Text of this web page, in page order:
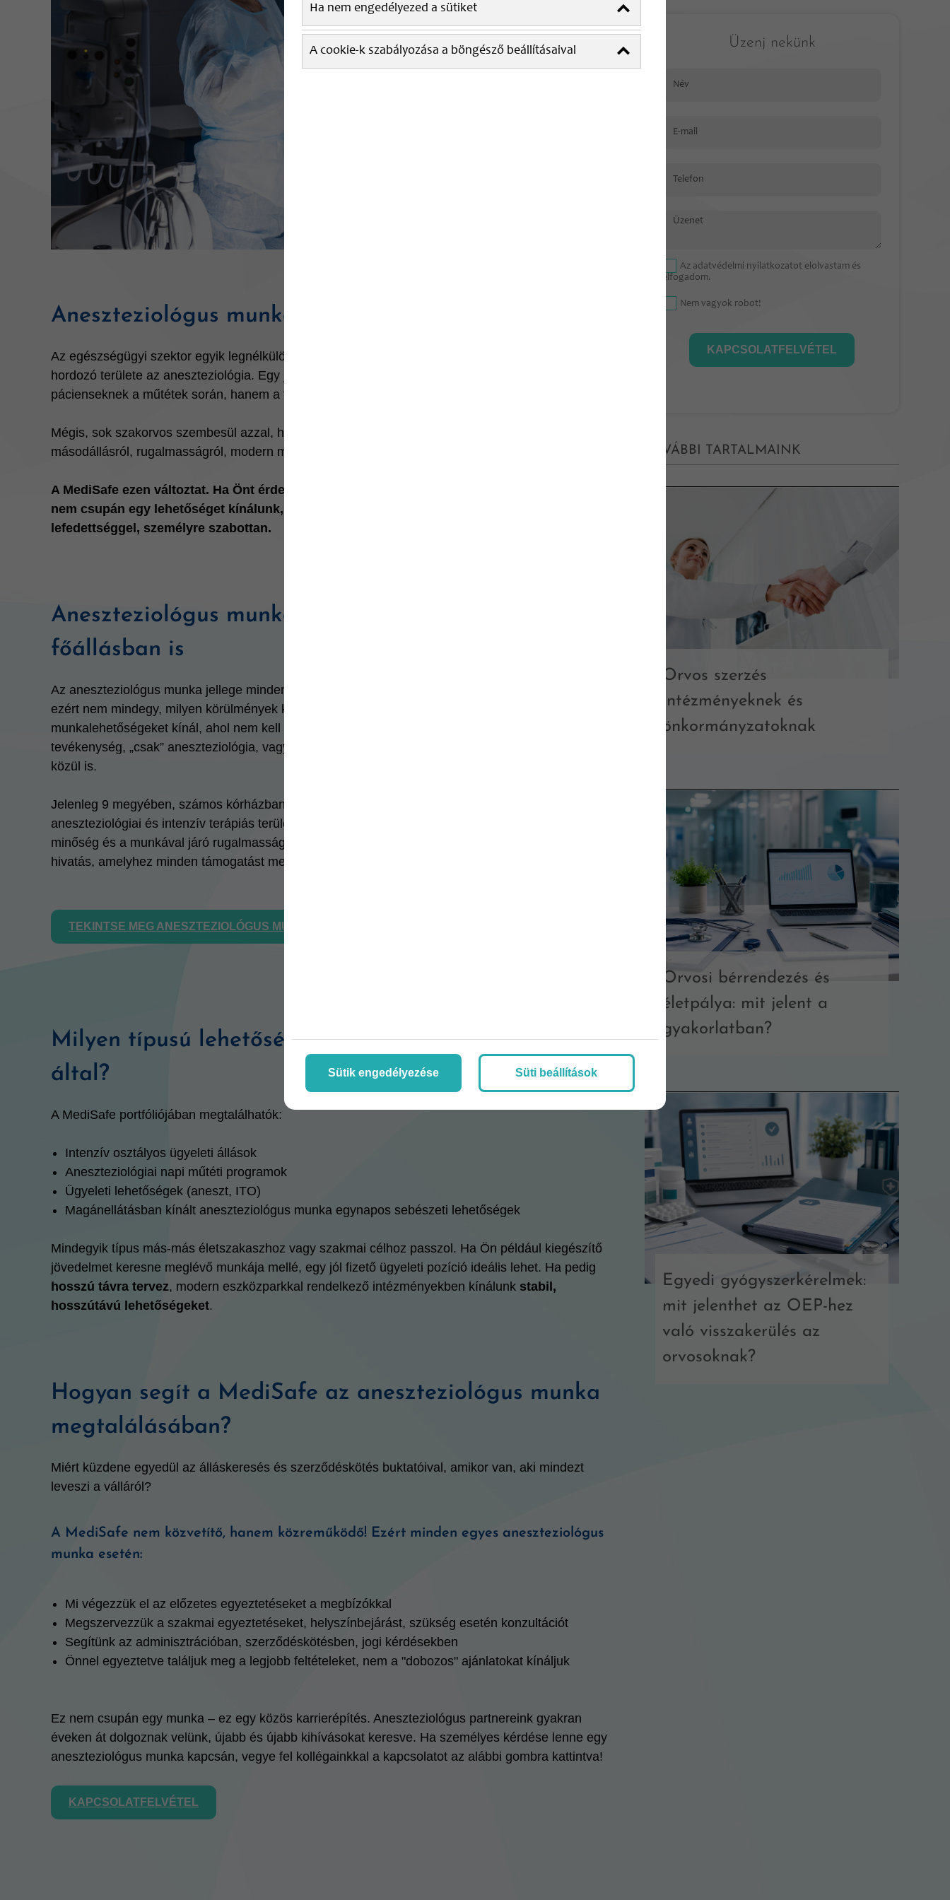
Aneszteziológus munka a MediSafe-el
Az egészségügyi szektor egyik legnélkülözhetetlenebb, ugyanakkor legnagyobb felelősséget
hordozó területe az aneszteziológia. Egy jó aneszteziológus nemcsak biztonságot nyújt a
pácienseknek a műtétek során, hanem a teljes gyógyulási folyamat egyik kulcsszereplőjévé válik.
Mégis, sok szakorvos szembesül azzal, hogy nehéz igazán testhezálló állást találni – legyen szó
másodállásról, rugalmasságról, modern munkakörnyezetről vagy szakmai megbecsülésről.
A MediSafe ezen változtat. Ha Önt érdekli az aneszteziológus munka, akkor jó helyen jár: mi
nem csupán egy lehetőséget kínálunk, hanem egész karrierutakat nyitunk meg, országos
lefedettséggel, személyre szabottan.
Aneszteziológus munkalehetőségek másod- és
főállásban is
Az aneszteziológus munka jellege minden esetben nagy körültekintést és precizitást kíván – éppen
ezért nem mindegy, milyen körülmények között dolgozik egy szakorvos. A MediSafe olyan
munkalehetőségeket kínál, ahol nem kell kompromisszumot kötnie: Választhat napi munka, ügyeleti
tevékenység, „csak” aneszteziológia, vagy akár aneszteziológia és intenzív osztályos ügyeletek
közül is.
Jelenleg 9 megyében, számos kórházban és egészségügyi intézményben keresünk
aneszteziológiai és intenzív terápiás területen jártas szakembereket, akik számára fontos a szakmai
minőség és a munkával járó rugalmasság. Az aneszteziológus munka nálunk nem csak feladat –
hivatás, amelyhez minden támogatást megadunk.
TEKINTSE MEG ANESZTEZIOLÓGUS MUNKAAJÁNLATAINKAT
Milyen típusú lehetőségek érhetőek el a MediSafe
által?
A MediSafe portfóliójában megtalálhatók:
Intenzív osztályos ügyeleti állások
Aneszteziológiai napi műtéti programok
Ügyeleti lehetőségek (aneszt, ITO)
Magánellátásban kínált aneszteziológus munka egynapos sebészeti lehetőségek
Mindegyik típus más-más életszakaszhoz vagy szakmai célhoz passzol. Ha Ön például kiegészítő
jövedelmet keresne meglévő munkája mellé, egy jól fizető ügyeleti pozíció ideális lehet. Ha pedig
hosszú távra tervez, modern eszközparkkal rendelkező intézményekben kínálunk stabil,
hosszútávú lehetőségeket.
Hogyan segít a MediSafe az aneszteziológus munka
megtalálásában?
Miért küzdene egyedül az álláskeresés és szerződéskötés buktatóival, amikor van, aki mindezt
leveszi a válláról?
A MediSafe nem közvetítő, hanem közreműködő! Ezért minden egyes aneszteziológus
munka esetén:
Mi végezzük el az előzetes egyeztetéseket a megbízókkal
Megszervezzük a szakmai egyeztetéseket, helyszínbejárást, szükség esetén konzultációt
Segítünk az adminisztrációban, szerződéskötésben, jogi kérdésekben
Önnel egyeztetve találjuk meg a legjobb feltételeket, nem a "dobozos" ajánlatokat kínáljuk
Ez nem csupán egy munka – ez egy közös karrierépítés. Aneszteziológus partnereink gyakran
éveken át dolgoznak velünk, újabb és újabb kihívásokat keresve. Ha személyes kérdése lenne egy
aneszteziológus munka kapcsán, vegye fel kollégainkkal a kapcsolatot az alábbi gombra kattintva!
KAPCSOLATFELVÉTEL
Üzenj nekünk
Név
E-mail
Telefon
Üzenet
Az adatvédelmi nyilatkozatot elolvastam és
elfogadom.
Nem vagyok robot!
KAPCSOLATFELVÉTEL
TOVÁBBI TARTALMAINK
Orvos szerzés
intézményeknek és
önkormányzatoknak
Orvosi bérrendezés és
életpálya: mit jelent a
gyakorlatban?
Egyedi gyógyszerkérelmek:
mit jelenthet az OEP-hez
való visszakerülés az
orvosoknak?
Ha nem engedélyezed a sütiket
A cookie-k szabályozása a böngésző beállításaival
Sütik engedélyezése Süti beállítások